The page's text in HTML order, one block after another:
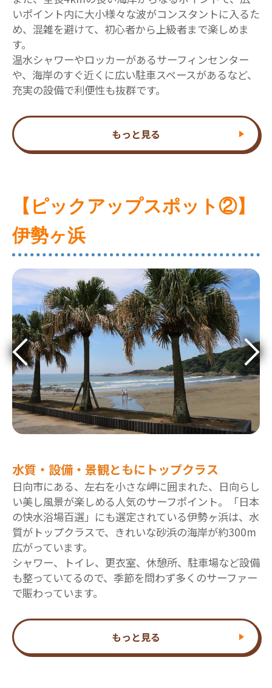
いポイント内に大小様々な波がコンスタントに入るた
め、混雑を避けて、初心者から上級者まで楽しめま
す。
温水シャワーやロッカーがあるサーフィンセンター
や、海岸のすぐ近くに広い駐車スペースがあるなど、
充実の設備で利便性も抜群です。
もっと見る
【ピックアップスポット②】
伊勢ヶ浜
水質・設備・景観ともにトップクラス
日向市にある、左右を小さな岬に囲まれた、日向らし
い美し風景が楽しめる人気のサーフポイント。「日本
の快水浴場百選」にも選定されている伊勢ヶ浜は、水
質がトップクラスで、きれいな砂浜の海岸が約300m
広がっています。
シャワー、トイレ、更衣室、休憩所、駐車場など設備
も整っていてるので、季節を問わず多くのサーファー
で賑わっています。
もっと見る